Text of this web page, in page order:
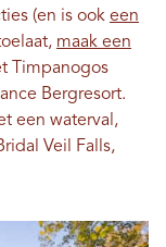
(en is ook een
maak een
Timpanogos
Bergresort.
een waterval,
Veil Falls,